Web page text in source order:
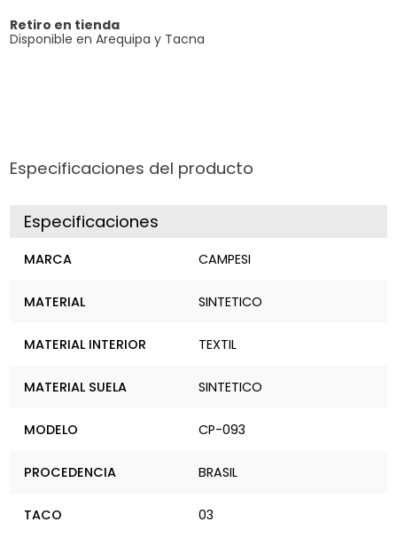
Retiro en tienda
Disponible en Arequipa y Tacna
Especificaciones del producto
Especificaciones
MARCA CAMPESI
MATERIAL SINTETICO
MATERIAL INTERIOR TEXTIL
MATERIAL SUELA SINTETICO
MODELO CP-093
PROCEDENCIA BRASIL
TACO 03